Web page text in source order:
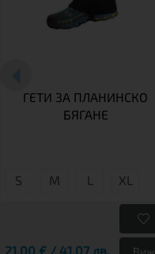
ГЕТИ ЗА ПЛАНИНСКО
БЯГАНЕ
S М L XL
21,00 € / 41.07 лв. Виж